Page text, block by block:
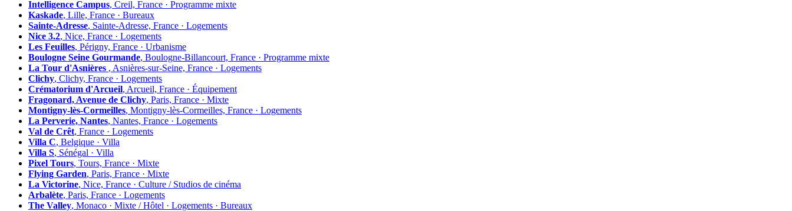
Intelligence Campus, Creil, France · Programme mixte
Kaskade, Lille, France · Bureaux
Sainte-Adresse, Sainte-Adresse, France · Logements
Nice 3.2, Nice, France · Logements
Les Feuilles, Périgny, France · Urbanisme
Boulogne Seine Gourmande, Boulogne-Billancourt, France · Programme mixte
La Tour d'Asnières , Asnières-sur-Seine, France · Logements
Clichy, Clichy, France · Logements
Crématorium d'Arcueil, Arcueil, France · Équipement
Fragonard, Avenue de Clichy, Paris, France · Mixte
Montigny-lès-Cormeilles, Montigny-lès-Cormeilles, France · Logements
La Perverie, Nantes, Nantes, France · Logements
Val de Crêt, France · Logements
Villa C, Belgique · Villa
Villa S, Sénégal · Villa
Pixel Tours, Tours, France · Mixte
Flying Garden, Paris, France · Mixte
La Victorine, Nice, France · Culture / Studios de cinéma
Arbalète, Paris, France · Logements
The Valley, Monaco · Mixte / Hôtel · Logements · Bureaux